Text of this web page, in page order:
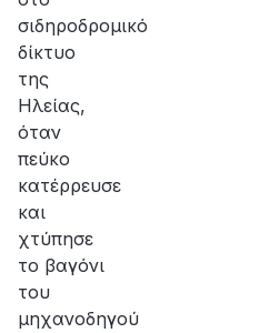
σιδηροδρομικό
δίκτυο
της
Ηλείας,
όταν
πεύκο
κατέρρευσε
και
χτύπησε
το βαγόνι
του
μηχανοδηγού